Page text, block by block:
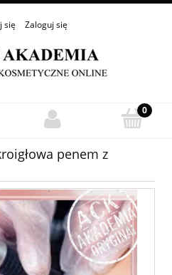
się Zaloguj się
penem z